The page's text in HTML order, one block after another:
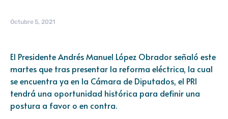
Octubre 5, 2021
El Presidente Andrés Manuel López Obrador señaló este
martes que tras presentar la reforma eléctrica, la cual
se encuentra ya en la Cámara de Diputados, el PRI
tendrá una oportunidad histórica para definir una
postura a favor o en contra.